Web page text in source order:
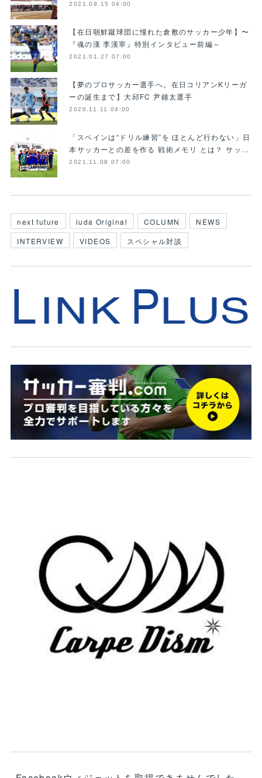
2021.09.15 04:00
【在日朝鮮蹴球団に憧れた倉敷のサッカー少年】〜
『魂の漢 李漢宰』特別インタビュー前編～
2021.01.27 07:00
【夢のプロサッカー選手へ。在日コリアンKリーガ
ーの誕生まで】大邱FC 尹鐘太選手
2020.11.11 04:00
「スペインは“ドリル練習”を ほとんど行わない」日
本サッカーとの差を作る 戦術メモリ とは？ サッ…
2021.11.08 07:00
next future iuda Original COLUMN
NEWS
INTERVIEW
VIDEOS スペシャル対談